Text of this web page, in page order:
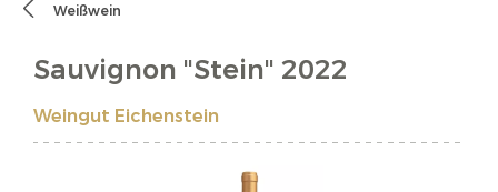
Weißwein
Sauvignon "Stein" 2022
Weingut Eichenstein